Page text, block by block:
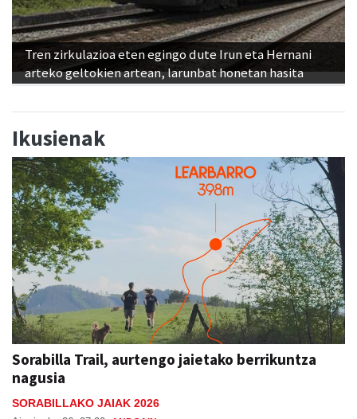
Tren zirkulazioa eten egingo dute Irun eta Hernani
arteko geltokien artean, larunbat honetan hasita
Ikusienak
Sorabilla Trail, aurtengo jaietako berrikuntza
nagusia
SORABILLAKO JAIAK 2026